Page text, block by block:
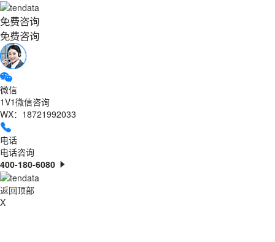
免费咨询
免费咨询
微信
1V1微信咨询
WX：18721992033
电话
电话咨询
400-180-6080
返回顶部
X